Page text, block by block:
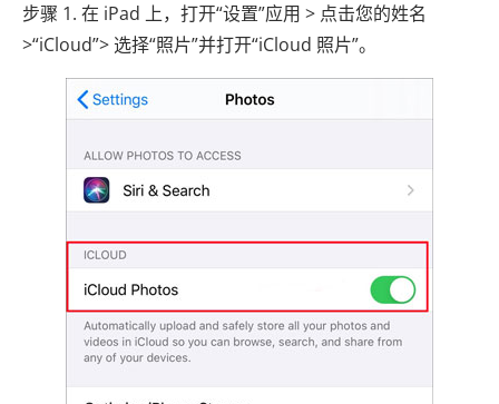
步骤 1. 在 iPad 上，打开“设置”应用 > 点击您的姓名
>“iCloud”> 选择“照片”并打开“iCloud 照片”。